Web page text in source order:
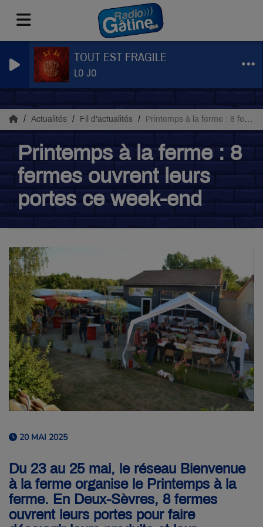
TOUT EST FRAGILE
LO JO
Actualités Fil d'actualités Printemps à la ferme : 8 fermes ouvrent leurs portes ce week-end
Printemps à la ferme : 8
fermes ouvrent leurs
portes ce week-end
20 MAI 2025
Du 23 au 25 mai, le réseau Bienvenue
à la ferme organise le Printemps à la
ferme. En Deux-Sèvres, 8 fermes
ouvrent leurs portes pour faire